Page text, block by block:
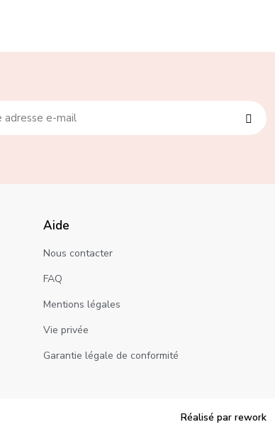
Aide
Nous contacter
FAQ
Mentions légales
Vie privée
Garantie légale de conformité
Réalisé par rework